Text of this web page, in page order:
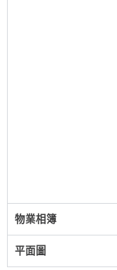
物業相簿
平面圖